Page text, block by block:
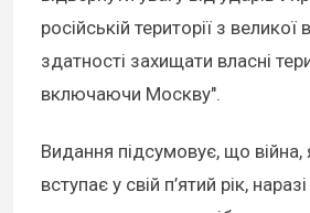
російській території з великої
здатності захищати власні
включаючи Москву".
Видання підсумовує, що війна,
вступає у свій п’ятий рік,